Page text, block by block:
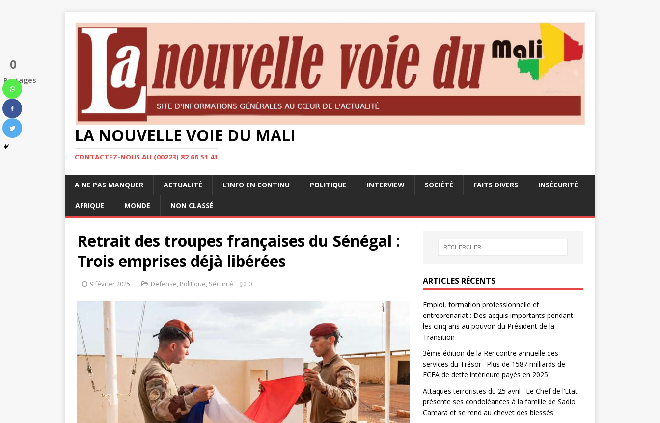
LA NOUVELLE VOIE DU MALI
CONTACTEZ-NOUS AU (00223) 82 66 51 41
A NE PAS MANQUER ACTUALITÉ L’INFO EN CONTINU POLITIQUE INTERVIEW SOCIÉTÉ FAITS DIVERS INSÉCURITÉ
AFRIQUE MONDE NON CLASSÉ
Retrait des troupes françaises du Sénégal :
Trois emprises déjà libérées
9 février 2025 Defense, Politique, Sécurité 0
0
Partages
ARTICLES RÉCENTS
Emploi, formation professionnelle et
entreprenariat : Des acquis importants pendant
les cinq ans au pouvoir du Président de la
Transition
3ème édition de la Rencontre annuelle des
services du Trésor : Plus de 1587 milliards de
FCFA de dette intérieure payés en 2025
Attaques terroristes du 25 avril : Le Chef de l’Etat
présente ses condoléances à la famille de Sadio
Camara et se rend au chevet des blessés